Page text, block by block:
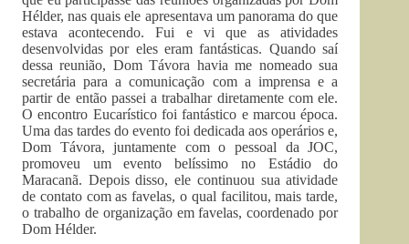
Hélder, nas quais ele apresentava um panorama do que
estava acontecendo. Fui e vi que as atividades
desenvolvidas por eles eram fantásticas. Quando saí
dessa reunião, Dom Távora havia me nomeado sua
secretária para a comunicação com a imprensa e a
partir de então passei a trabalhar diretamente com ele.
O encontro Eucarístico foi fantástico e marcou época.
Uma das tardes do evento foi dedicada aos operários e,
Dom Távora, juntamente com o pessoal da JOC,
promoveu um evento belíssimo no Estádio do
Maracanã. Depois disso, ele continuou sua atividade
de contato com as favelas, o qual facilitou, mais tarde,
o trabalho de organização em favelas, coordenado por
Dom Hélder.